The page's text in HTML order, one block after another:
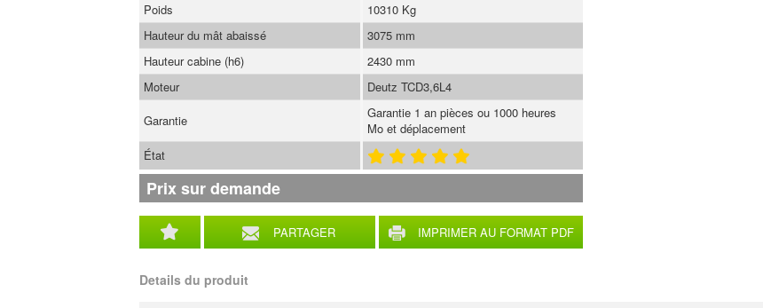
PARTAGER IMPRIMER AU FORMAT PDF
Poids
10310 Kg
Hauteur du mât abaissé
3075 mm
Hauteur cabine (h6)
2430 mm
Moteur
Deutz TCD3,6L4
Garantie
Garantie 1 an pièces ou 1000 heures
Mo et déplacement
État
Prix sur demande
Details du produit